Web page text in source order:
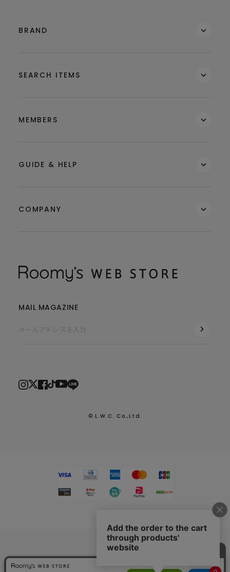
BRAND
SEARCH ITEMS
MEMBERS
GUIDE & HELP
COMPANY
MAIL MAGAZINE
© L.W.C. Co.,Ltd.